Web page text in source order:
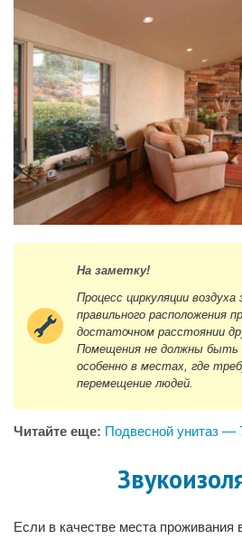
На заметку!
Процесс циркуляции
правильного расположения
достаточном расстоянии
Помещения не должны быть
особенно в местах, где
перемещение людей.
Читайте еще: Подвесной унитаз —
Если в качестве места